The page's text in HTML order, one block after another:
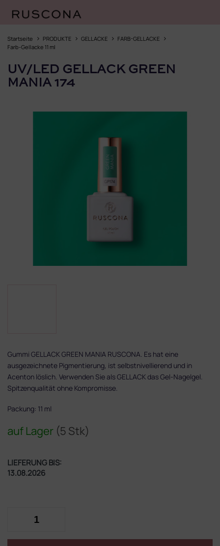
Inhalt
springen
Startseite PRODUKTE GELLACKE
FARB-GELLACKE
Farb-Gellacke 11 ml
UV/LED GELLACK GREEN
MANIA 174
auf Lager (5 Stk)
LIEFERUNG BIS:
13.08.2026
Gummi GELLACK GREEN MANIA RUSCONA. Es hat eine
ausgezeichnete Pigmentierung, ist selbstnivellierend und in
Acenton löslich. Verwenden Sie als GELLACK das Gel-Nagelgel.
Spitzenqualität ohne Kompromisse.
Packung: 11 ml